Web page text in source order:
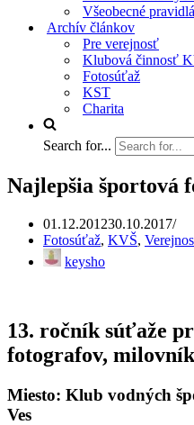
Všeobecné
Archív článkov
Pre verejnosť
Klubová činnosť
Fotosúťaž
KST
Charita
Search for...
Najlepšia športová
01.12.201230.10.2017
Fotosúťaž, KVŠ,
keysho
13. ročník súťaže
fotografov,
Miesto: Klub vodných
Ves